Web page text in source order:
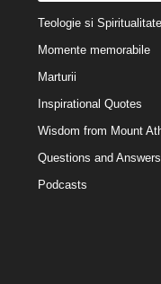
Teologie si Spiritualitate
Momente memorabile
Marturii
Inspirational Quotes
Wisdom from Mount
Questions and
Podcasts